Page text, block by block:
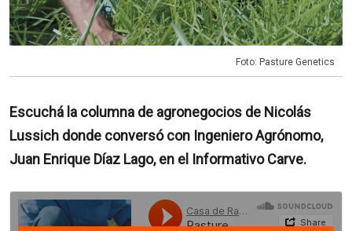
Foto: Pasture Genetics
Escuchá la columna de agronegocios de Nicolás
Lussich donde conversó con Ingeniero Agrónomo,
Juan Enrique Díaz Lago, en el Informativo Carve.